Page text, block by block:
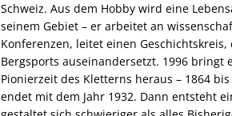
Schweiz. Aus dem Hobby wird eine
seinem Gebiet – er arbeitet an
Konferenzen, leitet einen
Bergsports auseinandersetzt. 1996
Pionierzeit des Kletterns heraus – 1864
endet mit dem Jahr 1932. Dann entsteht